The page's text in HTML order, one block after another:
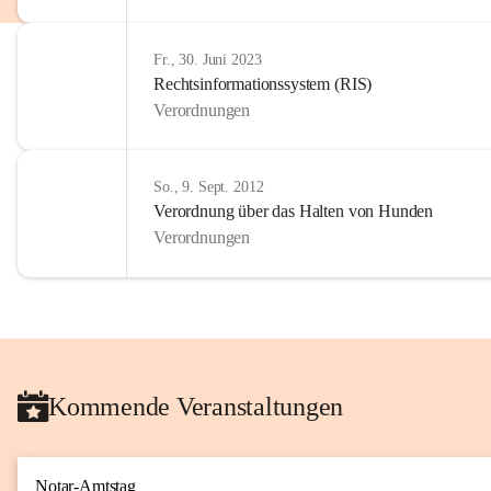
Fr., 30. Juni 2023
Rechtsinformationssystem (RIS)
Verordnungen
So., 9. Sept. 2012
Verordnung über das Halten von Hunden
Verordnungen
Kommende Veranstaltungen
Notar-Amtstag